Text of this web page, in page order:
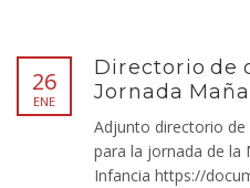
26
ENE
Directorio de
Jornada
Adjunto directorio
para la jornada de la
Infancia https://